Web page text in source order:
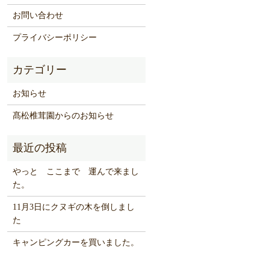
お問い合わせ
プライバシーポリシー
お知らせ
髙松椎茸園からのお知らせ
やっと ここまで 運んで来まし
た。
11月3日にクヌギの木を倒しまし
た
キャンピングカーを買いました。